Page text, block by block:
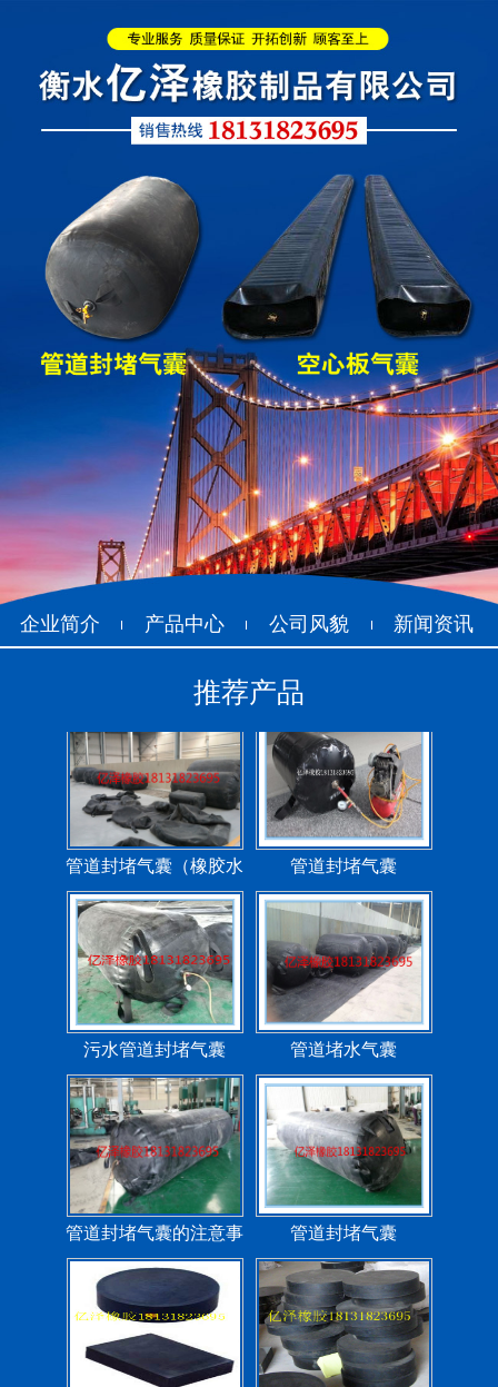
企业简介 产品中心 公司风貌 新闻资讯
推荐产品
管道封堵气囊（橡胶水
管道封堵气囊
污水管道封堵气囊 管道堵水气囊
管道封堵气囊的注意事
项
管道封堵气囊
矩形板式橡胶支座 圆形板式橡胶支座
圆形四氟板橡胶支座
矩形四氟板滑动橡胶支
座